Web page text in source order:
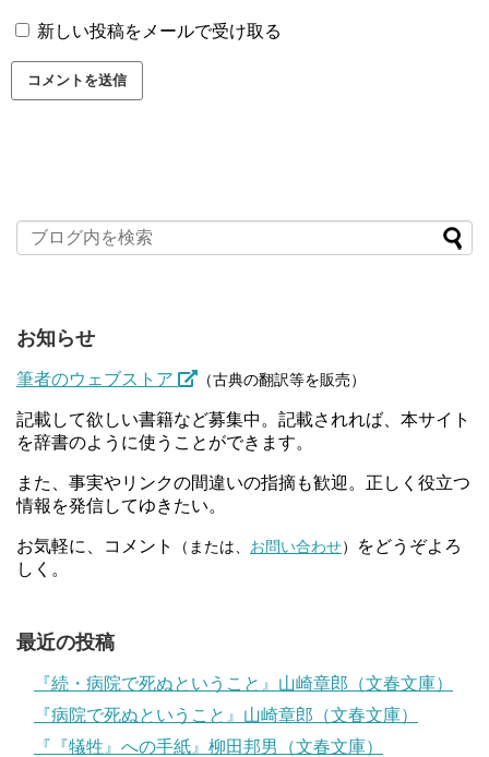
新しい投稿をメールで受け取る
お知らせ
筆者のウェブストア （古典の翻訳等を販売）
記載して欲しい書籍など募集中。記載されれば、本サイト
を辞書のように使うことができます。
また、事実やリンクの間違いの指摘も歓迎。正しく役立つ
情報を発信してゆきたい。
お気軽に、コメント （または、 お問い合わせ）
をどうぞよろ
しく。
最近の投稿
『続・病院で死ぬということ』山崎章郎（文春文庫）
『病院で死ぬということ』山崎章郎（文春文庫）
『『犠牲』への手紙』柳田邦男（文春文庫）